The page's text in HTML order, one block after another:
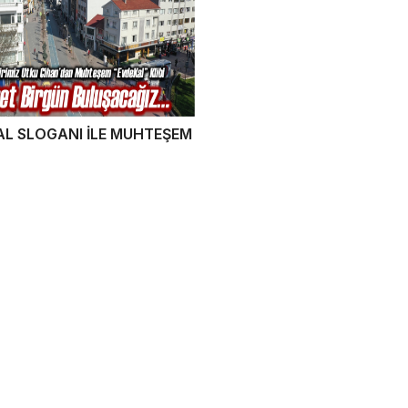
SLOGANI İLE MUHTEŞEM